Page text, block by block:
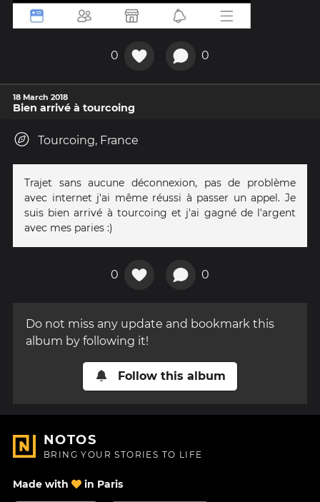
0 0
18 March 2018
Bien arrivé à tourcoing
Tourcoing, France
Trajet sans aucune déconnexion, pas de problème
avec internet j'ai même réussi à passer un appel. Je
suis bien arrivé à tourcoing et j'ai gagné de l'argent
avec mes paries :)
0 0
Do not miss any update and bookmark this
album by following it!
Follow this album
NOTOS
BRING YOUR STORIES TO LIFE
Made with in Paris